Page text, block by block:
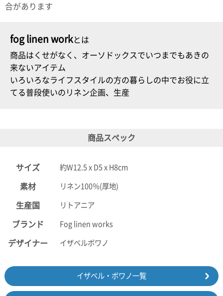
合があります
fog linen workとは
商品はくせがなく、オーソドックスでいつまでもあきの
来ないアイテム
いろいろなライフスタイルの方の暮らしの中でお役に立
てる普段使いのリネン企画、生産
商品スペック
サイズ 約W12.5 x D5 x H8cm
素材 リネン100％(厚地)
生産国 リトアニア
ブランド Fog linen works
デザイナー イザベルボワノ
イザベル・ボワノ一覧